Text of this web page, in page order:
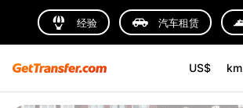
经验 汽车租赁
US$ km